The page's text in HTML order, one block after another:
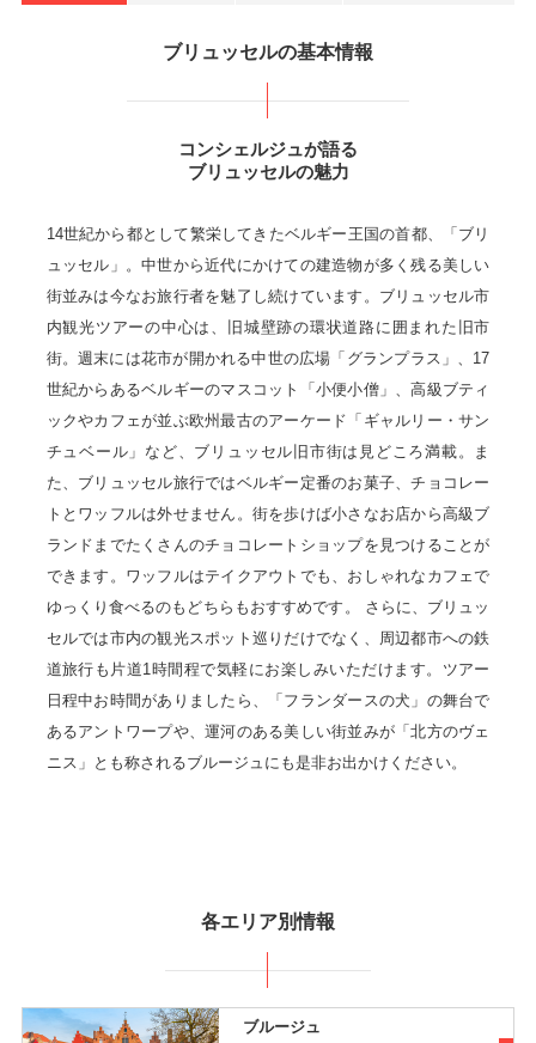
ブリュッセルの基本情報
コンシェルジュが語る
ブリュッセルの魅力
14世紀から都として繁栄してきたベルギー王国の首都、「ブリ
ュッセル」。中世から近代にかけての建造物が多く残る美しい
街並みは今なお旅行者を魅了し続けています。ブリュッセル市
内観光ツアーの中心は、旧城壁跡の環状道路に囲まれた旧市
街。週末には花市が開かれる中世の広場「グランプラス」、17
世紀からあるベルギーのマスコット「小便小僧」、高級ブティ
ックやカフェが並ぶ欧州最古のアーケード「ギャルリー・サン
チュベール」など、ブリュッセル旧市街は見どころ満載。ま
た、ブリュッセル旅行ではベルギー定番のお菓子、チョコレー
トとワッフルは外せません。街を歩けば小さなお店から高級ブ
ランドまでたくさんのチョコレートショップを見つけることが
できます。ワッフルはテイクアウトでも、おしゃれなカフェで
ゆっくり食べるのもどちらもおすすめです。 さらに、ブリュッ
セルでは市内の観光スポット巡りだけでなく、周辺都市への鉄
道旅行も片道1時間程で気軽にお楽しみいただけます。ツアー
日程中お時間がありましたら、「フランダースの犬」の舞台で
あるアントワープや、運河のある美しい街並みが「北方のヴェ
ニス」とも称されるブルージュにも是非お出かけください。
各エリア別情報
ブルージュ